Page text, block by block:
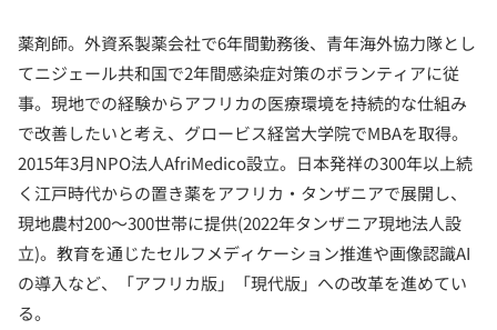
薬剤師。外資系製薬会社で6年間勤務後、青年海外協力隊とし
てニジェール共和国で2年間感染症対策のボランティアに従
事。現地での経験からアフリカの医療環境を持続的な仕組み
で改善したいと考え、グロービス経営大学院でMBAを取得。
2015年3月NPO法人AfriMedico設立。日本発祥の300年以上続
く江戸時代からの置き薬をアフリカ・タンザニアで展開し、
現地農村200〜300世帯に提供(2022年タンザニア現地法人設
立)。教育を通じたセルフメディケーション推進や画像認識AI
の導入など、「アフリカ版」「現代版」への改革を進めてい
る。